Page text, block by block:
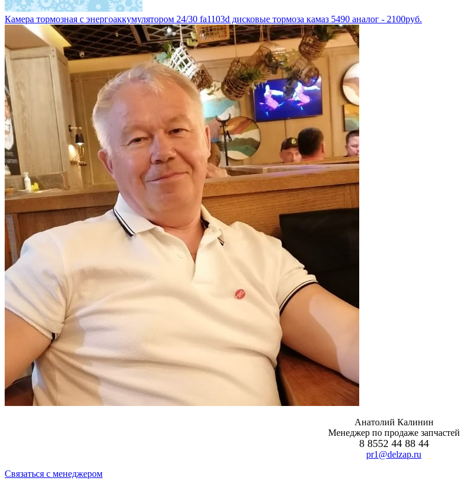
Камера тормозная с энергоаккумулятором 24/30 fa1103d дисковые тормоза камаз 5490 аналог - 2100руб.
Анатолий Калинин
Менеджер по продаже запчастей
8 8552 44 88 44
pr1@delzap.ru
Cвязаться с менеджером